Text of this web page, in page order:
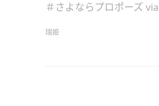
＃さよならプロポーズ
瑞姫